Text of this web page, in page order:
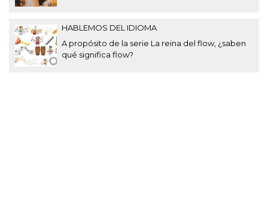
HABLEMOS DEL IDIOMA
A propósito de la serie La reina del flow, ¿saben
qué significa flow?